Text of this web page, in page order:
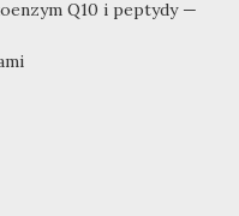
Q10 i peptydy —